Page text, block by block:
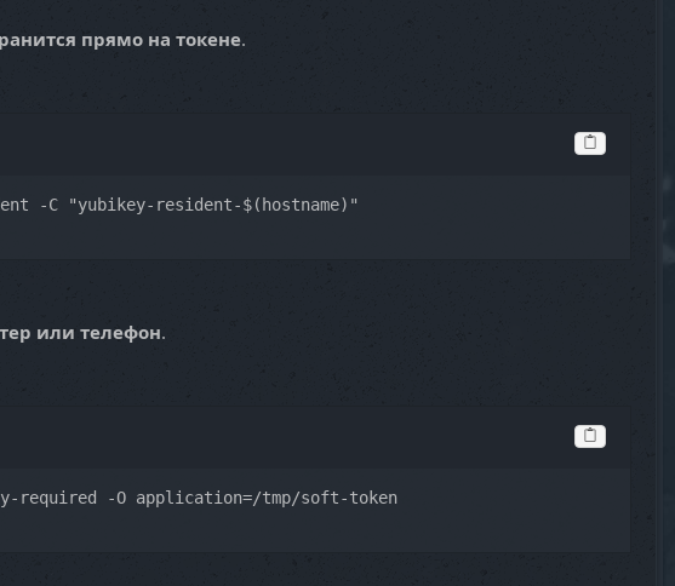
прямо на токене.
-C "yubikey-resident-$(hostname)"
или телефон.
required -O application=/tmp/soft-token